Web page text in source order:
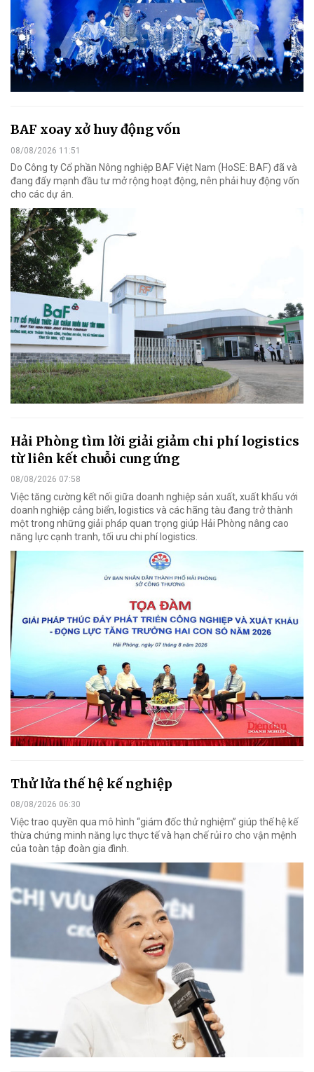
BAF xoay xở huy động vốn
08/08/2026 11:51
Do Công ty Cổ phần Nông nghiệp BAF Việt Nam (HoSE: BAF) đã và
đang đẩy mạnh đầu tư mở rộng hoạt động, nên phải huy động vốn
cho các dự án.
Hải Phòng tìm lời giải giảm chi phí logistics
từ liên kết chuỗi cung ứng
08/08/2026 07:58
Việc tăng cường kết nối giữa doanh nghiệp sản xuất, xuất khẩu với
doanh nghiệp cảng biển, logistics và các hãng tàu đang trở thành
một trong những giải pháp quan trọng giúp Hải Phòng nâng cao
năng lực cạnh tranh, tối ưu chi phí logistics.
Thử lửa thế hệ kế nghiệp
08/08/2026 06:30
Việc trao quyền qua mô hình “giám đốc thử nghiệm” giúp thế hệ kế
thừa chứng minh năng lực thực tế và hạn chế rủi ro cho vận mệnh
của toàn tập đoàn gia đình.